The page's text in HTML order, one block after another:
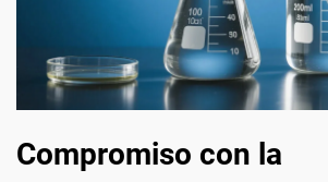
Compromiso con la